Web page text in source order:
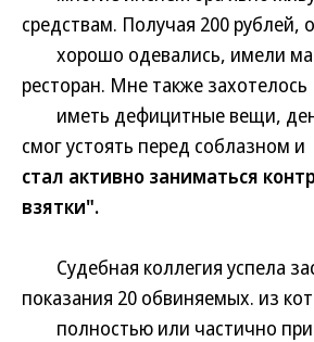
средствам. Получая 200 рублей,
хорошо одевались, имели
ресторан. Мне также захотелось
иметь дефицитные вещи,
смог устоять перед соблазном и
стал активно заниматься
взятки".
Судебная коллегия успела
показания 20 обвиняемых. из
полностью или частично